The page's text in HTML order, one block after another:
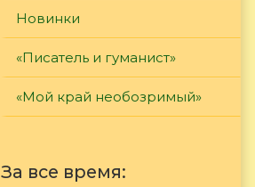
Новинки
«Писатель и гуманист»
«Мой край необозримый»
За все время: